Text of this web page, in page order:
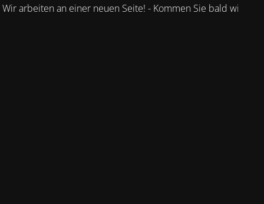
Wir arbeiten an einer neuen Seite! - Kommen Sie bald wieder.